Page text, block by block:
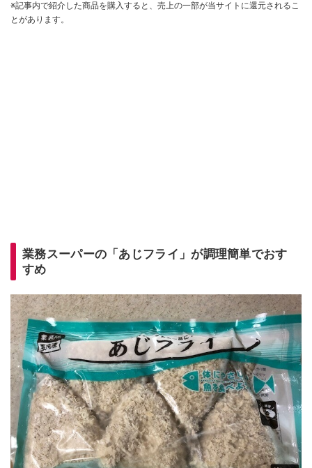
※記事内で紹介した商品を購入すると、売上の一部が当サイトに還元されるこ
とがあります。
業務スーパーの「あじフライ」が調理簡単でおす
すめ